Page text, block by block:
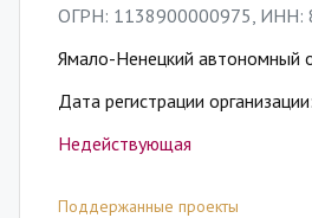
ОГРН: 1138900000975, ИНН:
Ямало-Ненецкий автономный
Дата регистрации
Недействующая
Поддержанные проекты